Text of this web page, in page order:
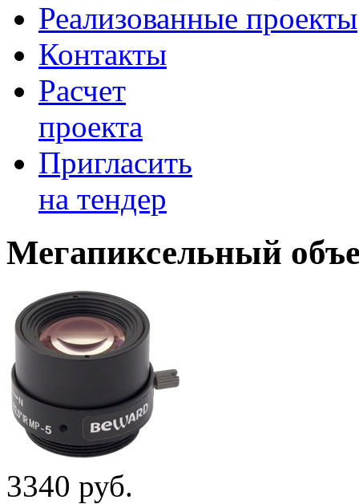
Реализованные проекты
Контакты
Расчет
проекта
Пригласить
на тендер
Мегапиксельный
3340 руб.